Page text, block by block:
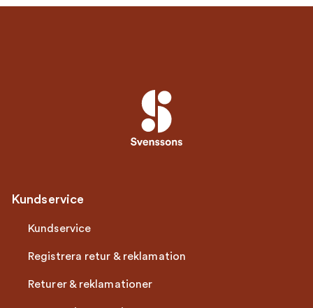
Kundservice
Kundservice
Registrera retur & reklamation
Returer & reklamationer